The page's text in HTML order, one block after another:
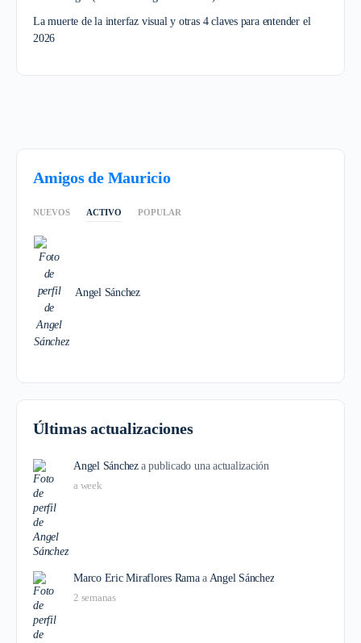
La muerte de la interfaz visual y otras 4 claves para entender el
2026
Amigos de Mauricio
NUEVOS ACTIVO POPULAR
Angel Sánchez
Últimas actualizaciones
Angel Sánchez a publicado una actualización
a week
Marco Eric Miraflores Rama a Angel Sánchez
2 semanas